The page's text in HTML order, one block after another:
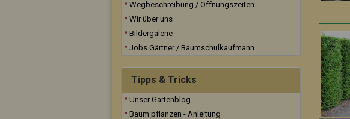
Wegbeschreibung / Öffnungszeiten
Wir über uns
Bildergalerie
Jobs Gärtner / Baumschulkaufmann
Tipps & Tricks
Unser Gartenblog
Baum pflanzen - Anleitung